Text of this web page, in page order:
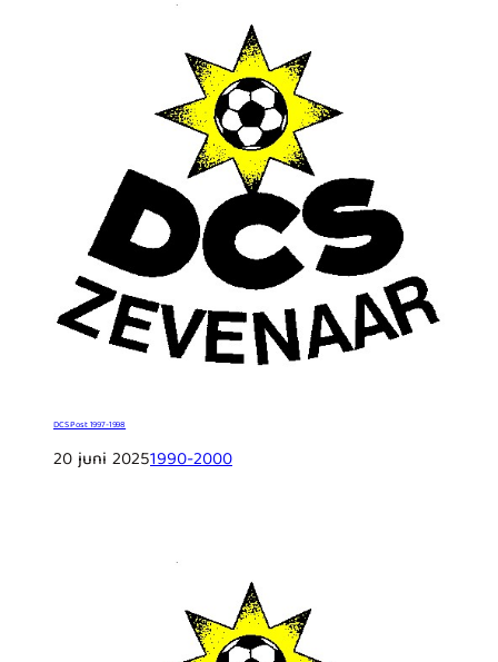
DCS Post 1997-1998
20 juni 20251990-2000